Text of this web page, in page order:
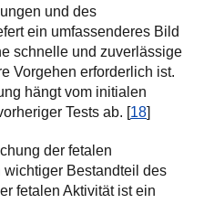
und des
ein umfassenderes Bild
schnelle und zuverlässige
Vorgehen erforderlich ist.
hängt vom initialen
Tests ab. [18]
der fetalen
Bestandteil des
fetalen Aktivität ist ein